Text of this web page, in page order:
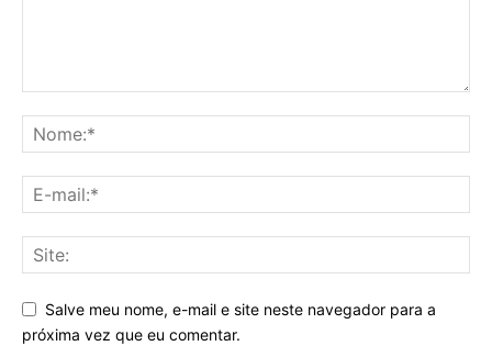
Salve meu nome, e-mail e site neste navegador para a
próxima vez que eu comentar.